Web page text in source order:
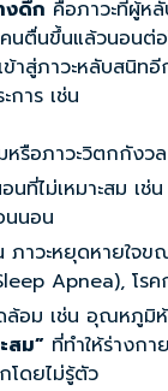
งดึก คือภาวะที่ผู้ห
นตื่นขึ้นแล้วนอนต่
ข้าสู่ภาวะหลับสนิท
การ เช่น
หรือภาวะวิตกกังวล
ที่ไม่เหมาะสม เช่
นนอน
ภาวะหยุดหายใจข
Apnea), โรค
ล้อม เช่น อุณหภูมิ
สม” ที่ทำให้ร่างก
ดยไม่รู้ตัว